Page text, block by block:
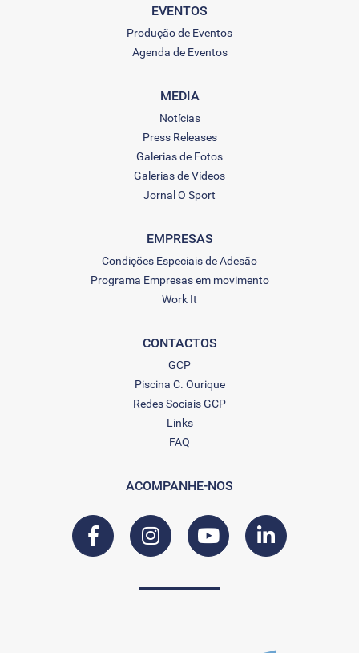
EVENTOS
Produção de Eventos
Agenda de Eventos
MEDIA
Notícias
Press Releases
Galerias de Fotos
Galerias de Vídeos
Jornal O Sport
EMPRESAS
Condições Especiais de Adesão
Programa Empresas em movimento
Work It
CONTACTOS
GCP
Piscina C. Ourique
Redes Sociais GCP
Links
FAQ
ACOMPANHE-NOS